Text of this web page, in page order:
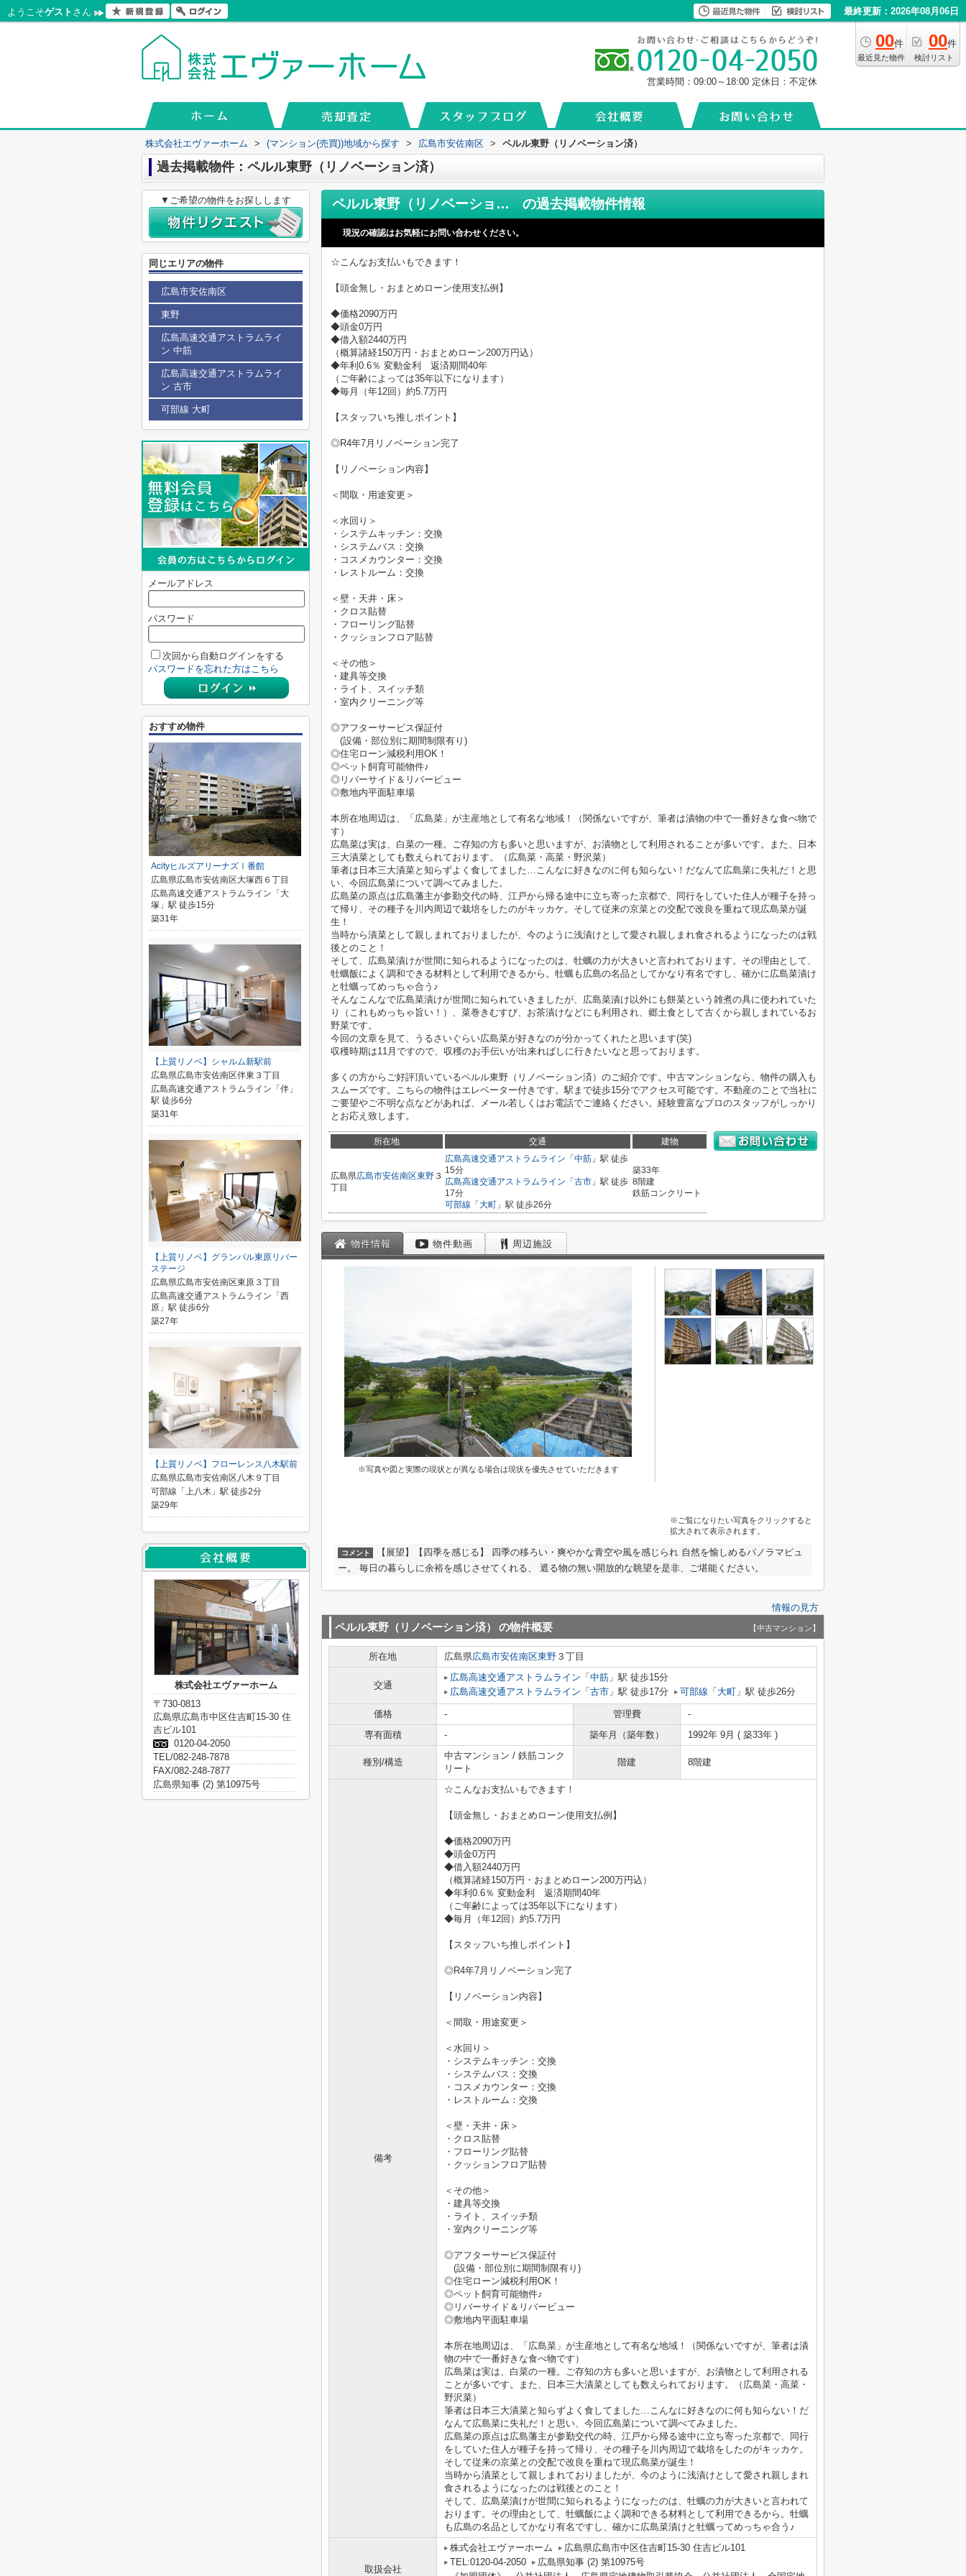
ようこそゲスト さん 最終更新：2026年08月06日
00件
最近見た物件
00件
検討リスト
営業時間：09:00～18:00 定休日：不定休
株式会社エヴァーホーム > (マンション(売買))地域から探す > 広島市安佐南区 > ペルル東野（リノベーション済）
過去掲載物件：ペルル東野（リノベーション済）
ペルル東野（リノベーション済） の過去掲載物件情報
現況の確認はお気軽にお問い合わせください。
☆こんなお支払いもできます！
【頭金無し・おまとめローン使用支払例】
◆価格2090万円
◆頭金0万円
◆借入額2440万円
（概算諸経150万円・おまとめローン200万円込）
◆年利0.6％ 変動金利 返済期間40年
（ご年齢によっては35年以下になります）
◆毎月（年12回）約5.7万円
【スタッフいち推しポイント】
◎R4年7月リノベーション完了
【リノベーション内容】
＜間取・用途変更＞
＜水回り＞
・システムキッチン：交換
・システムバス：交換
・コスメカウンター：交換
・レストルーム：交換
＜壁・天井・床＞
・クロス貼替
・フローリング貼替
・クッションフロア貼替
＜その他＞
・建具等交換
・ライト、スイッチ類
・室内クリーニング等
◎アフターサービス保証付
(設備・部位別に期間制限有り)
◎住宅ローン減税利用OK！
◎ペット飼育可能物件♪
◎リバーサイド＆リバービュー
◎敷地内平面駐車場
本所在地周辺は、「広島菜」が主産地として有名な地域！（関係ないですが、筆者は漬物の中で一番好きな食べ物で
す）
広島菜は実は、白菜の一種。ご存知の方も多いと思いますが、お漬物として利用されることが多いです。また、日本
三大漬菜としても数えられております。（広島菜・高菜・野沢菜）
筆者は日本三大漬菜と知らずよく食してました…こんなに好きなのに何も知らない！だなんて広島菜に失礼だ！と思
い、今回広島菜について調べてみました。
広島菜の原点は広島藩主が参勤交代の時、江戸から帰る途中に立ち寄った京都で、同行をしていた住人が種子を持っ
て帰り、その種子を川内周辺で栽培をしたのがキッカケ。そして従来の京菜との交配で改良を重ねて現広島菜が誕
生！
当時から漬菜として親しまれておりましたが、今のように浅漬けとして愛され親しまれ食されるようになったのは戦
後とのこと！
そして、広島菜漬けが世間に知られるようになったのは、牡蠣の力が大きいと言われております。その理由として、
牡蠣飯によく調和できる材料として利用できるから。牡蠣も広島の名品としてかなり有名ですし、確かに広島菜漬け
と牡蠣ってめっちゃ合う♪
そんなこんなで広島菜漬けが世間に知られていきましたが、広島菜漬け以外にも餅菜という雑煮の具に使われていた
り（これもめっちゃ旨い！）、菜巻きむすび、お茶漬けなどにも利用され、郷土食として古くから親しまれているお
野菜です。
今回の文章を見て、うるさいぐらい広島菜が好きなのが分かってくれたと思います(笑)
収穫時期は11月ですので、収穫のお手伝いが出来ればしに行きたいなと思っております。
多くの方からご好評頂いているペルル東野（リノベーション済）のご紹介です。中古マンションなら、物件の購入も
スムーズです。こちらの物件はエレベーター付きです。駅まで徒歩15分でアクセス可能です。不動産のことで当社に
ご要望やご不明な点などがあれば、メール若しくはお電話でご連絡ください。経験豊富なプロのスタッフがしっかり
とお応え致します。
所在地 交通 建物
広島県広島市安佐南区東野 ３
丁目
広島高速交通アストラムライン 「 中筋 」駅 徒歩
15分
広島高速交通アストラムライン 「 古市 」駅 徒歩
17分
可部線 「 大町 」駅 徒歩26分
築33年
8階建
鉄筋コンクリート
物件情報 物件動画 周辺施設
※写真や図と実際の現状とが異なる場合は現状を優先させていただきます
※ご覧になりたい写真をクリックすると
拡大されて表示されます。
コメント
【展望】【四季を感じる】 四季の移ろい・爽やかな青空や風を感じられ 自然を愉しめるパノラマビュ
ー。 毎日の暮らしに余裕を感じさせてくれる、 遮る物の無い開放的な眺望を是非、ご堪能ください。
情報の見方
ペルル東野（リノベーション済） の物件概要 【中古マンション】
所在地 広島県広島市安佐南区東野 ３丁目
交通
広島高速交通アストラムライン 「 中筋 」駅 徒歩15分
広島高速交通アストラムライン 「 古市 」駅 徒歩17分 可部線 「 大町 」駅 徒歩26分
価格 - 管理費
-
専有面積
- 築年月（築年数） 1992年 9月 ( 築33年 )
種別/構造
中古マンション / 鉄筋コンク
リート
階建 8階建
備考
☆こんなお支払いもできます！
【頭金無し・おまとめローン使用支払例】
◆価格2090万円
◆頭金0万円
◆借入額2440万円
（概算諸経150万円・おまとめローン200万円込）
◆年利0.6％ 変動金利 返済期間40年
（ご年齢によっては35年以下になります）
◆毎月（年12回）約5.7万円
【スタッフいち推しポイント】
◎R4年7月リノベーション完了
【リノベーション内容】
＜間取・用途変更＞
＜水回り＞
・システムキッチン：交換
・システムバス：交換
・コスメカウンター：交換
・レストルーム：交換
＜壁・天井・床＞
・クロス貼替
・フローリング貼替
・クッションフロア貼替
＜その他＞
・建具等交換
・ライト、スイッチ類
・室内クリーニング等
◎アフターサービス保証付
(設備・部位別に期間制限有り)
◎住宅ローン減税利用OK！
◎ペット飼育可能物件♪
◎リバーサイド＆リバービュー
◎敷地内平面駐車場
本所在地周辺は、「広島菜」が主産地として有名な地域！（関係ないですが、筆者は漬
物の中で一番好きな食べ物です）
広島菜は実は、白菜の一種。ご存知の方も多いと思いますが、お漬物として利用される
ことが多いです。また、日本三大漬菜としても数えられております。（広島菜・高菜・
野沢菜）
筆者は日本三大漬菜と知らずよく食してました…こんなに好きなのに何も知らない！だ
なんて広島菜に失礼だ！と思い、今回広島菜について調べてみました。
広島菜の原点は広島藩主が参勤交代の時、江戸から帰る途中に立ち寄った京都で、同行
をしていた住人が種子を持って帰り、その種子を川内周辺で栽培をしたのがキッカケ。
そして従来の京菜との交配で改良を重ねて現広島菜が誕生！
当時から漬菜として親しまれておりましたが、今のように浅漬けとして愛され親しまれ
食されるようになったのは戦後とのこと！
そして、広島菜漬けが世間に知られるようになったのは、牡蠣の力が大きいと言われて
おります。その理由として、牡蠣飯によく調和できる材料として利用できるから。牡蠣
も広島の名品としてかなり有名ですし、確かに広島菜漬けと牡蠣ってめっちゃ合う♪
取扱会社
株式会社エヴァーホーム
広島県広島市中区住吉町15-30 住吉ビル101
TEL:0120-04-2050
広島県知事 (2) 第10975号
▼ご希望の物件をお探しします
同じエリアの物件
広島市安佐南区
東野
広島高速交通アストラムライ
ン 中筋
広島高速交通アストラムライ
ン 古市
可部線 大町
メールアドレス
パスワード
次回から自動ログインをする
パスワードを忘れた方はこちら
おすすめ物件
AcityヒルズアリーナズⅠ番館
広島県広島市安佐南区大塚西６丁目
広島高速交通アストラムライン「大
塚」駅 徒歩15分
築31年
【上質リノベ】シャルム新駅前
広島県広島市安佐南区伴東３丁目
広島高速交通アストラムライン「伴」
駅 徒歩6分
築31年
【上質リノベ】グランパル東原リバー
ステージ
広島県広島市安佐南区東原３丁目
広島高速交通アストラムライン「西
原」駅 徒歩6分
築27年
【上質リノベ】フローレンス八木駅前
広島県広島市安佐南区八木９丁目
可部線「上八木」駅 徒歩2分
築29年
株式会社エヴァーホーム
〒730-0813
広島県広島市中区住吉町15-30 住
吉ビル101
0120-04-2050
TEL/082-248-7878
FAX/082-248-7877
広島県知事 (2) 第10975号